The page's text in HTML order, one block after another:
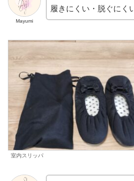
Mayumi
履きにくい・脱ぐにく
室内スリッパ